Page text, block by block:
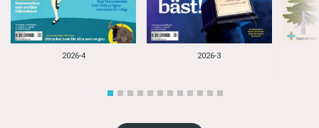
2026-4 2026-3